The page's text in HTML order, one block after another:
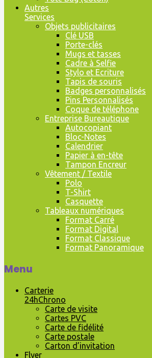
Autres
Services
Objets publicitaires
Clé USB
Porte-clés
Mugs et tasses
Cadre à Selfie
Stylo et Ecriture
Tapis de souris
Badges personnalisés
Pins Personnalisés
Coque de téléphone
Entreprise Bureautique
Autocopiant
Bloc-Notes
Calendrier
Papier à en-tête
Tampon Encreur
Vêtement / Textile
Polo
T-Shirt
Casquette
Tableaux numériques
Format Carré
Format Digital
Format Classique
Format Panoramique
Menu
Carterie
24hChrono
Carte de visite
Cartes PVC
Carte de fidélité
Carte postale
Carton d’invitation
Flyer